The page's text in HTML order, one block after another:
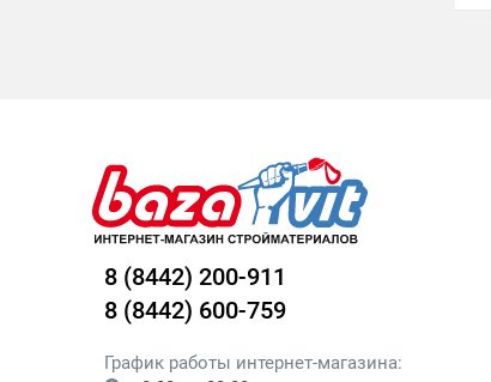
8 (8442) 200-911
8 (8442) 600-759
График работы интернет-магазина: